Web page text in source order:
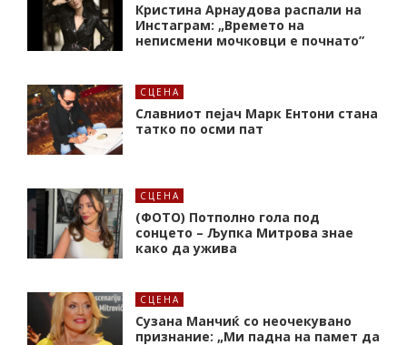
Кристина Арнаудова распали на
Инстаграм: „Времето на
неписмени мочковци е почнато”
СЦЕНА
Славниот пејач Марк Ентони стана
татко по осми пат
СЦЕНА
(ФОТО) Потполно гола под
сонцето – Љупка Митрова знае
како да ужива
СЦЕНА
Сузана Манчиќ со неочекувано
признание: „Ми падна на памет да